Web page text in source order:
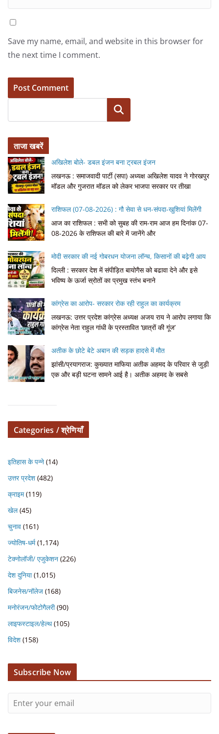
Save my name, email, and website in this browser for
the next time I comment.
Search
ताजा खबरें
अखिलेश बोले- डबल इंजन बना ट्रबल इंजन
लखनऊ : समाजवादी पार्टी (सपा) अध्यक्ष अखिलेश यादव ने गोरखपुर
मॉडल और गुजरात मॉडल को लेकर भाजपा सरकार पर तीखा
राशिफल (07-08-2026) : गौ सेवा से धन-संपदा-खुशियां मिलेंगी
आज का राशिफल : सभी को सुबह की राम-राम आज हम दिनांक 07-
08-2026 के राशिफल की बारे में जानेंगे और
मोदी सरकार की नई गोबरधन योजना लॉन्च, किसानों की बढ़ेगी आय
दिल्ली : सरकार देश में संपीड़ित बायोगैस को बढावा देने और इसे
भविष्य के ऊर्जा स्रोतों का प्रमुख स्तंभ बनाने
कांग्रेस का आरोप- सरकार रोक रही राहुल का कार्यक्रम
लखनऊ: उत्तर प्रदेश कांग्रेस अध्यक्ष अजय राय ने आरोप लगाया कि
कांग्रेस नेता राहुल गांधी के प्रस्तावित ‘छात्रों की गूंज’
अतीक के छोटे बेटे अबान की सड़क हादसे में मौत
झांसी/प्रयागराज: कुख्यात माफिया अतीक अहमद के परिवार से जुड़ी
एक और बड़ी घटना सामने आई है। अतीक अहमद के सबसे
Categories / श्रेणियाँ
इतिहास के पन्ने (14)
उत्तर प्रदेश (482)
क्राइम(119)
खेल(45)
चुनाव (161)
ज्योतिष-धर्म(1,174)
टेक्नोलॉजी/ एजुकेशन (226)
देश दुनिया(1,015)
बिजनेस/नॉलेज (168)
मनोरंजन/फोटोगैलरी(90)
लाइफस्टाइल/हेल्थ(105)
विदेश (158)
Subscribe Now